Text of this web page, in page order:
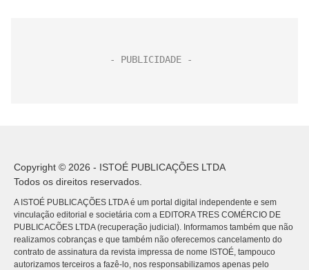
Copyright © 2026 - ISTOÉ PUBLICAÇÕES LTDA
Todos os direitos reservados.
A ISTOÉ PUBLICAÇÕES LTDA é um portal digital independente e sem
vinculação editorial e societária com a EDITORA TRES COMÉRCIO DE
PUBLICACÕES LTDA (recuperação judicial). Informamos também que não
realizamos cobranças e que também não oferecemos cancelamento do
contrato de assinatura da revista impressa de nome ISTOÉ, tampouco
autorizamos terceiros a fazê-lo, nos responsabilizamos apenas pelo